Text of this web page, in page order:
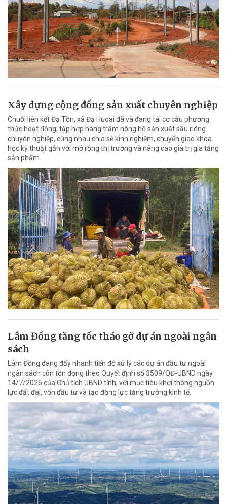
Xây dựng cộng đồng sản xuất chuyên nghiệp
Chuỗi liên kết Đạ Tồn, xã Đạ Huoai đã và đang tái cơ cấu phương
thức hoạt động, tập hợp hàng trăm nông hộ sản xuất sầu riêng
chuyên nghiệp, cùng nhau chia sẻ kinh nghiệm, chuyển giao khoa
học kỹ thuật gắn với mở rộng thị trường và nâng cao giá trị gia tăng
sản phẩm.
Lâm Đồng tăng tốc tháo gỡ dự án ngoài ngân
sách
Lâm Đồng đang đẩy nhanh tiến độ xử lý các dự án đầu tư ngoài
ngân sách còn tồn đọng theo Quyết định số 3509/QĐ-UBND ngày
14/7/2026 của Chủ tịch UBND tỉnh, với mục tiêu khơi thông nguồn
lực đất đai, vốn đầu tư và tạo động lực tăng trưởng kinh tế.